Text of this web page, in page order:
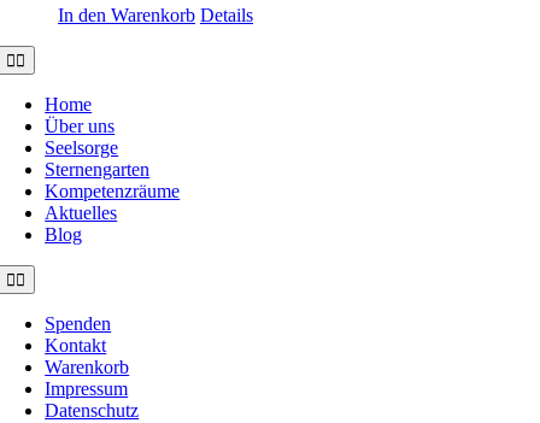
In den Warenkorb Details
Toggle
Navigation
Home
Über uns
Seelsorge
Sternengarten
Kompetenzräume
Aktuelles
Blog
Toggle
Navigation
Spenden
Kontakt
Warenkorb
Impressum
Datenschutz